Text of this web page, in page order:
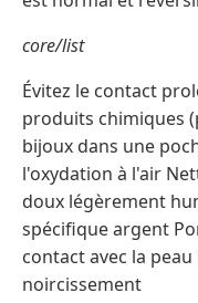
core/list
Évitez le contact
produits chimiques
bijoux dans une
l'oxydation à l'air
doux légèrement
spécifique argent
contact avec la
noircissement